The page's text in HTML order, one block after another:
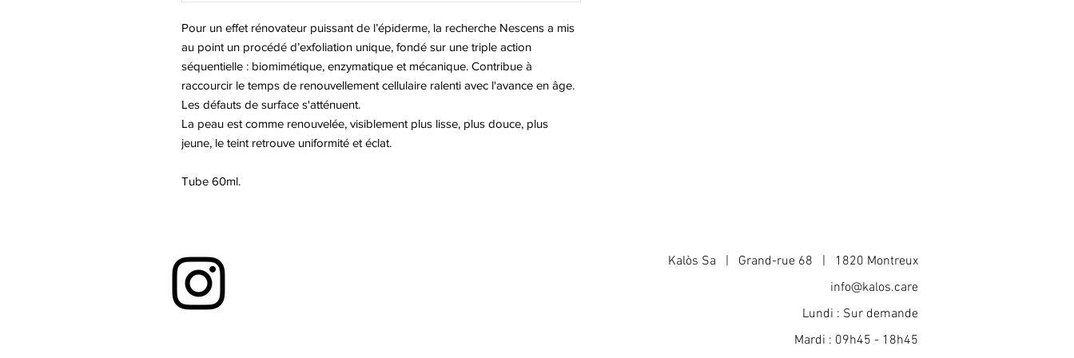
Pour un effet rénovateur puissant de l’épiderme, la recherche Nescens a mis
au point un procédé d’exfoliation unique, fondé sur une triple action
séquentielle : biomimétique, enzymatique et mécanique. Contribue à
raccourcir le temps de renouvellement cellulaire ralenti avec l'avance en âge.
Les défauts de surface s'atténuent.
La peau est comme renouvelée, visiblement plus lisse, plus douce, plus
jeune, le teint retrouve uniformité et éclat.
Tube 60ml.
Kalòs Sa | Grand-rue 68 | 1820 Montreux
info@kalos.care
Lundi : Sur demande
Mardi : 09h45 - 18h45